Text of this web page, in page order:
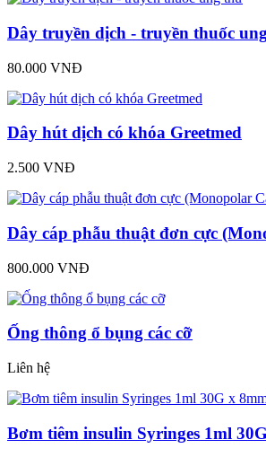
Dây truyền dịch - truyền thuốc
80.000 VNĐ
Dây hút dịch có khóa Greetmed
2.500 VNĐ
Dây cáp phẫu thuật đơn cực
800.000 VNĐ
Ống thông ổ bụng các cỡ
Liên hệ
Bơm tiêm insulin Syringes 1ml